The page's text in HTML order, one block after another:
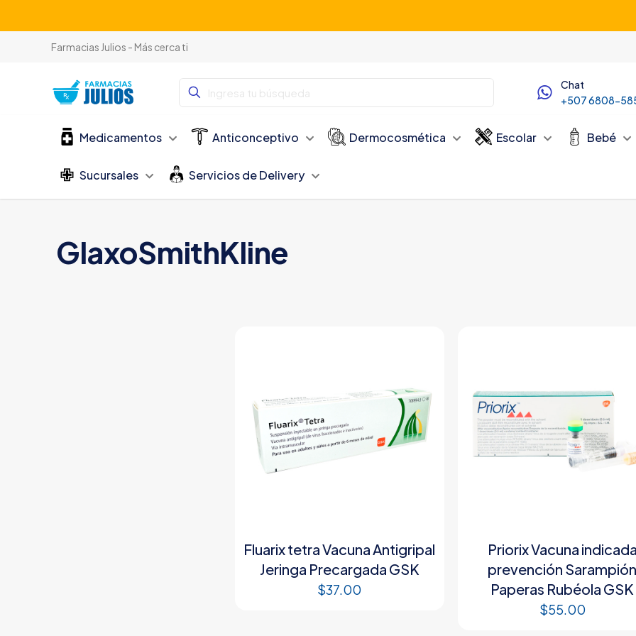
Farmacias Julios - Más cerca ti
Chat
+507 6808-
Medicamentos Anticonceptivo Dermocosmética Escolar Bebé
Sucursales Servicios de Delivery
GlaxoSmithKline
Fluarix tetra Vacuna Antigripal
Jeringa Precargada GSK
$37.00
Priorix Vacuna
prevención
Paperas Rubéola GSK
$55.00